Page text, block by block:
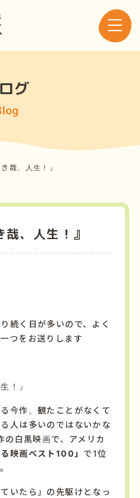
グ
哉、人生！』
、人生！』
続く日が多いので、よく
つをお送りします
！』
今作。観たことがなくて
人は多いのではないかな
白黒映画で、アメリカ
る映画ベスト100」 で1位
いたら」の先駆けとなっ